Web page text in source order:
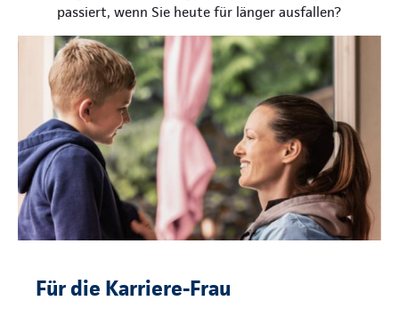
passiert, wenn Sie heute für länger ausfallen?
Für die Karriere-Frau